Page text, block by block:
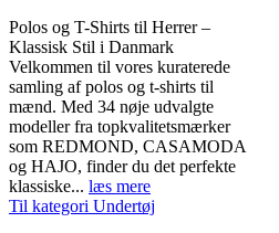
Polos og T-Shirts til Herrer –
Klassisk Stil i Danmark
Velkommen til vores kuraterede
samling af polos og t-shirts til
mænd. Med 34 nøje udvalgte
modeller fra topkvalitetsmærker
som REDMOND, CASAMODA
og HAJO, finder du det perfekte
klassiske... læs mere
Til kategori Undertøj